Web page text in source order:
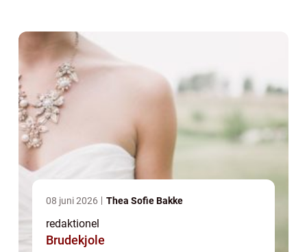
08 juni 2026 Thea Sofie Bakke
redaktionel
Brudekjole